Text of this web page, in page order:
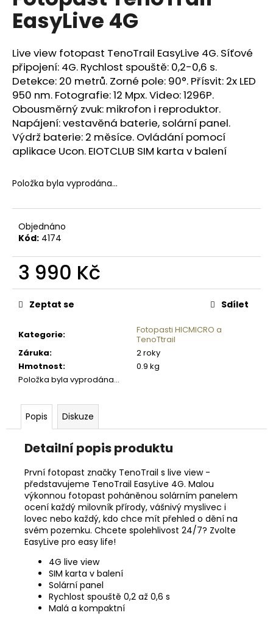
0,0
hvězdiček.
EasyLive 4G
Live view fotopast TenoTrail EasyLive 4G. Síťové
připojení: 4G. Rychlost spouště: 0,2-0,6 s.
Detekce: 20 metrů. Zorné pole: 90°. Přísvit: 2x LED
950 nm. Fotografie: 12 Mpx. Video: 1296P.
Obousměrný zvuk: mikrofon i reproduktor.
Napájení: vestavěná baterie, solární panel.
Výdrž baterie: 2 měsíce. Ovládání pomocí
aplikace Ucon. EIOTCLUB SIM karta v balení
Položka byla vyprodána…
Objednáno
Kód: 4174
3 990 Kč
Měrná
cena:
Kategorie:
Fotopasti HICMICRO a
TenoTtrail
Záruka:
2 roky
Hmotnost:
0.9 kg
Položka byla vyprodána…
Zeptat se Sdílet
Popis Diskuze
Detailní popis produktu
První fotopast značky TenoTrail s live view -
představujeme TenoTrail EasyLive 4G. Malou
výkonnou fotopast poháněnou solárním panelem
ocení každý milovník přírody, vášnivý myslivec i
lovec nebo každý, kdo chce mít přehled o dění na
svém pozemku. Chcete spolehlivost 24/7? Zvolte
EasyLive pro easy life!
4G live view
SIM karta v balení
Solární panel
Rychlost spouště 0,2 až 0,6 s
Malá a kompaktní
a
j
í
t
?
HLEDAT
o
p
o
u
č
u
m
e
NEJVÝHODNĚJŠÍ
FOTOPASTI
50GB
Kč